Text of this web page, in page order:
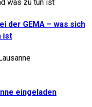
der GEMA – was sich
ist
eingeladen